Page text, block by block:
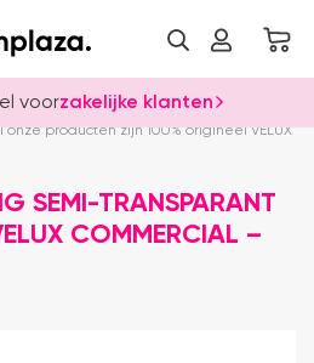
voorzakelijke klanten
VELUX Dealer
onze producten zijn 100% origineel VELUX
SEMI-TRANSPARANT
COMMERCIAL –